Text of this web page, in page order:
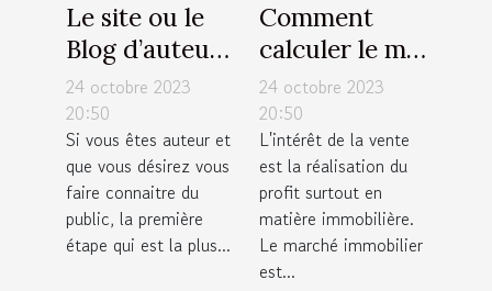
Le site ou le
Blog d’auteur
: Comment
s’en occuper
pour une
large
visibilité ?
24 octobre 2023
20:50
Si vous êtes auteur et
que vous désirez vous
faire connaitre du
public, la première
étape qui est la plus...
Comment
calculer le m²
?
24 octobre 2023
20:50
L'intérêt de la vente
est la réalisation du
profit surtout en
matière immobilière.
Le marché immobilier
est...